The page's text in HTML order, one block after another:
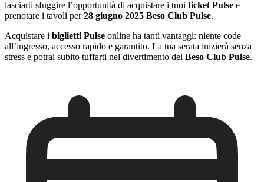
lasciarti sfuggire l’opportunità di acquistare i tuoi ticket Pulse e
prenotare i tavoli per28 giugno 2025 Beso Club Pulse.
Acquistare i biglietti Pulse online ha tanti vantaggi: niente code
all’ingresso, accesso rapido e garantito. La tua serata inizierà senza
stress e potrai subito tuffarti nel divertimento del Beso Club Pulse.